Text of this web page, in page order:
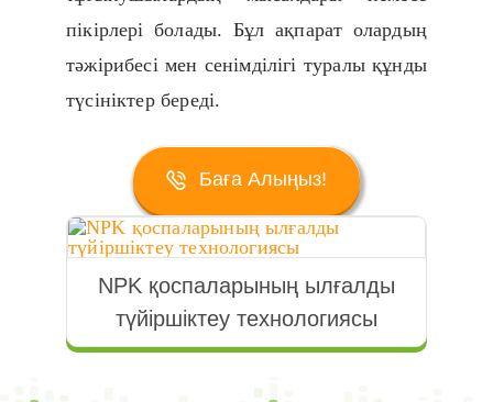
пікірлері болады. Бұл ақпарат олардың
тәжірибесі мен сенімділігі туралы құнды
түсініктер береді.
Баға Алыңыз!
NPK қоспаларының ылғалды
түйіршіктеу технологиясы